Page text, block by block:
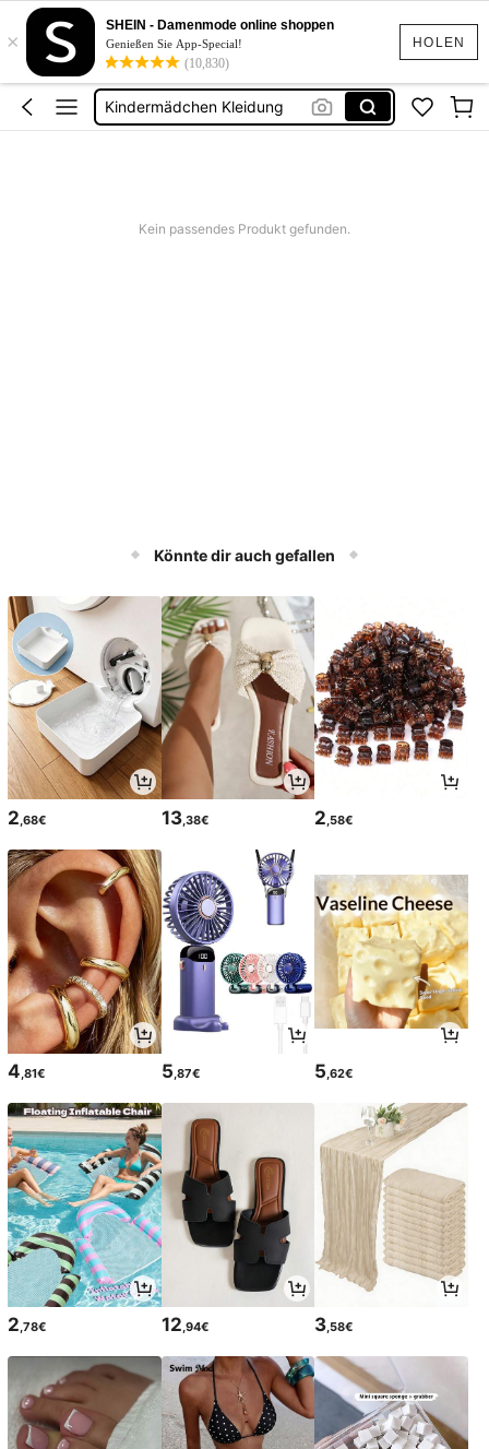
HOLEN
×
SHEIN - Damenmode online shoppen
Genießen Sie App-Special!
(10,830)
Tops Mädchen
Bikini Mädchen
Mädchen Sommer Outfits
Kindermädchen Kleidung
Kein passendes Produkt gefunden.
Könnte dir auch gefallen
2 ,68€ 13,38€ 2 ,58€
4,81€ 5,87€ 5,62€
2,78€ 12,94€ 3,58€